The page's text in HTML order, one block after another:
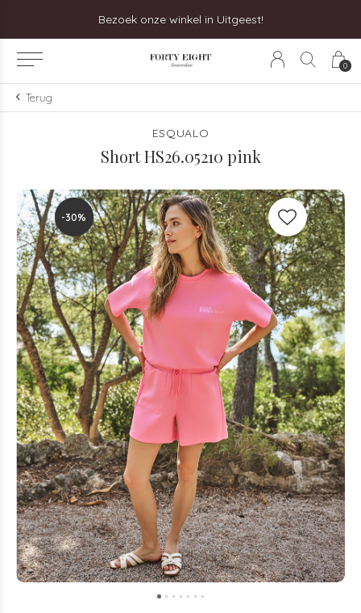
0
Bezoek onze winkel in Uitgeest!
Terug
ESQUALO
Short HS26.05210 pink
-30%
-30%